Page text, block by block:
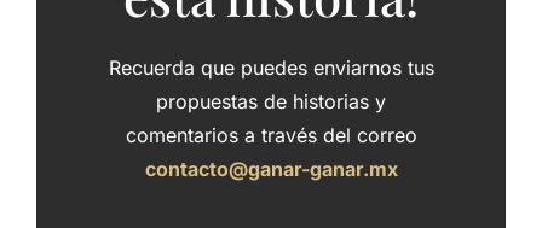
Recuerda que puedes enviarnos tus
propuestas de historias y
comentarios a través del correo
contacto@ganar-ganar.mx